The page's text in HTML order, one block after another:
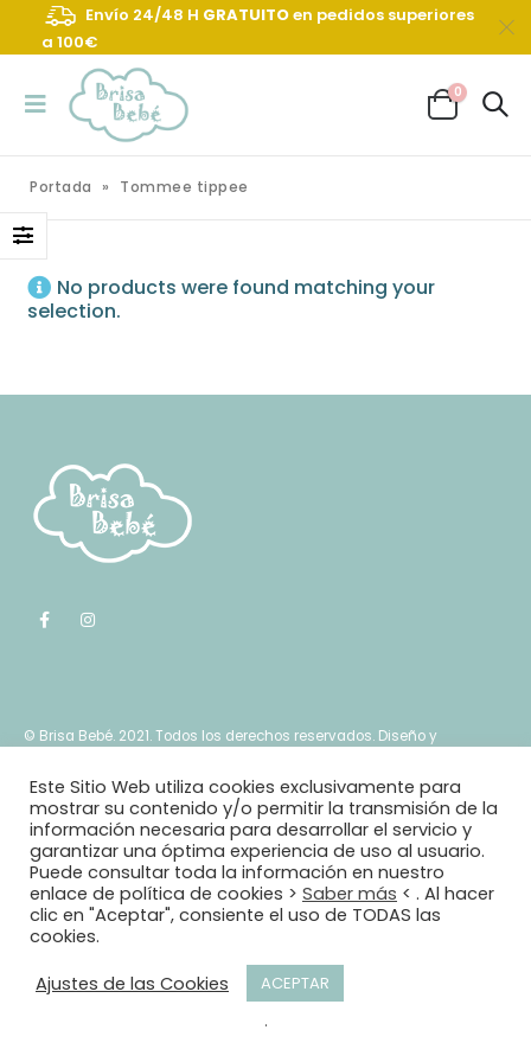
Envío 24/48 H GRATUITOen pedidos superiores
a 100€
0
Portada » Tommee tippee
No products were found matching your
selection.
© Brisa Bebé. 2021. Todos los derechos reservados. Diseño y
Este Sitio Web utiliza cookies exclusivamente para
mostrar su contenido y/o permitir la transmisión de la
información necesaria para desarrollar el servicio y
garantizar una óptima experiencia de uso al usuario.
Puede consultar toda la información en nuestro
enlace de política de cookies > Saber más < . Al hacer
clic en "Aceptar", consiente el uso de TODAS las
cookies.
Ajustes de las Cookies
ACEPTAR
.